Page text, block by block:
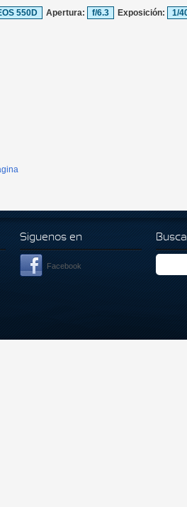
550D Apertura: f/6.3 Exposición: 1/
Siguenos en
Facebook